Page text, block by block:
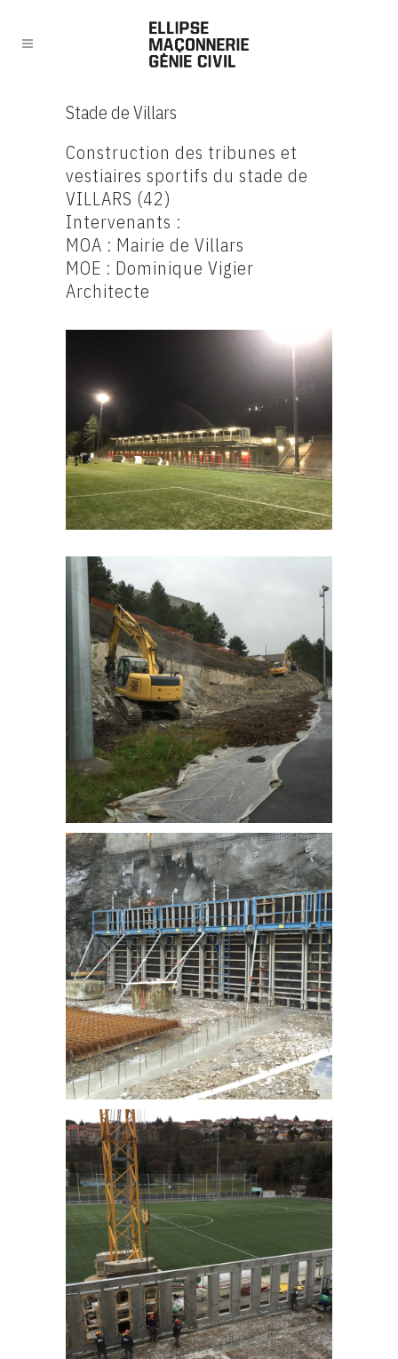
Stade de Villars
Construction des tribunes et
vestiaires sportifs du stade de
VILLARS (42)
Intervenants :
MOA : Mairie de Villars
MOE : Dominique Vigier
Architecte